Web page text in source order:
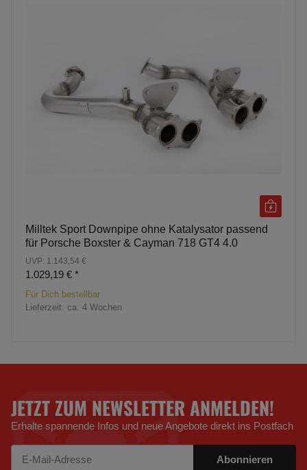
Milltek Sport Downpipe ohne Katalysator passend
für Porsche Boxster & Cayman 718 GT4 4.0
UVP: 1.143,54 €
1.029,19 € *
Für Dich bestellbar
Lieferzeit: ca. 4 Wochen
JETZT ZUM NEWSLETTER ANMELDEN!
Erhalte spannende Infos und neue Angebote direkt ins Postfach
Abonnieren